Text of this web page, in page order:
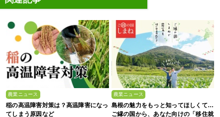
農業ニュース
稲の高温障害対策は？高温障害になっ
てしまう原因など
農業ニュース
島根の魅力をもっと知ってほしくて…
ご縁の国から、あなた向けの「移住就